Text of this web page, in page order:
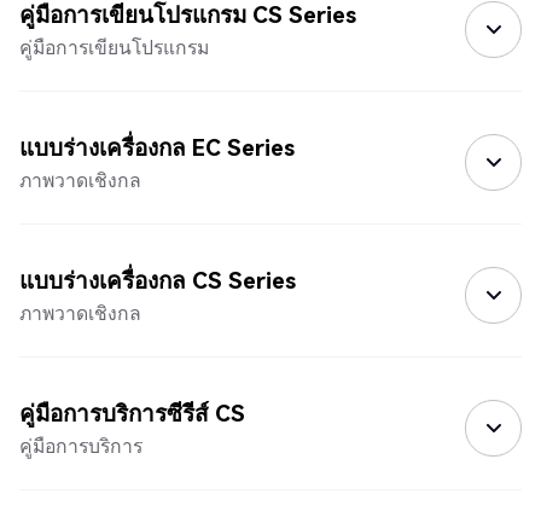
คู่มือการเขียนโปรแกรม CS Series
คู่มือการเขียนโปรแกรม
แบบร่างเครื่องกล EC Series
ภาพวาดเชิงกล
แบบร่างเครื่องกล CS Series
ภาพวาดเชิงกล
คู่มือการบริการซีรีส์ CS
คู่มือการบริการ